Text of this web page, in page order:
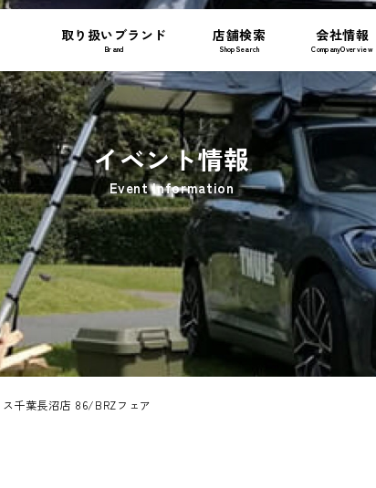
取り扱いブランド
Brand
店舗検索
ShopSearch
会社情報
CompanyOverview
イベント情報
Event Information
千葉長沼店 86/BRZフェア